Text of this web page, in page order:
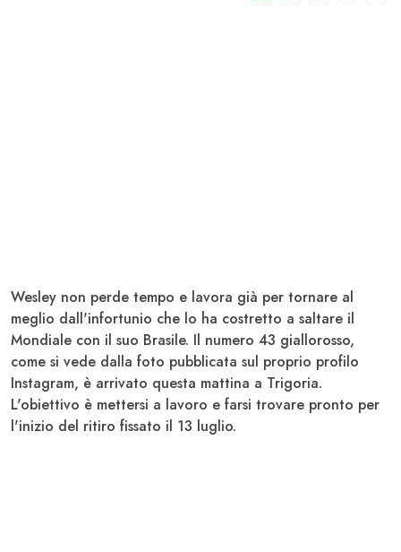
Wesley non perde tempo e lavora già per tornare al
meglio dall'infortunio che lo ha costretto a saltare il
Mondiale con il suo Brasile. Il numero 43 giallorosso,
come si vede dalla foto pubblicata sul proprio profilo
Instagram, è arrivato questa mattina a Trigoria.
L'obiettivo è mettersi a lavoro e farsi trovare pronto per
l'inizio del ritiro fissato il 13 luglio.